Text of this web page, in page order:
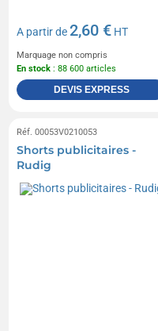
A partir de2,60 € HT
Marquage non compris
En stock : 88 600 articles
DEVIS EXPRESS
Réf. 00053V0210053
Shorts publicitaires -
Rudig